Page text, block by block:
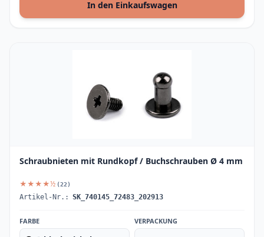
In den Einkaufswagen
Schraubnieten mit Rundkopf / Buchschrauben Ø 4 mm
★★★★½ (22)
Artikel-Nr.: SK_740145_72483_202913
FARBE VERPACKUNG